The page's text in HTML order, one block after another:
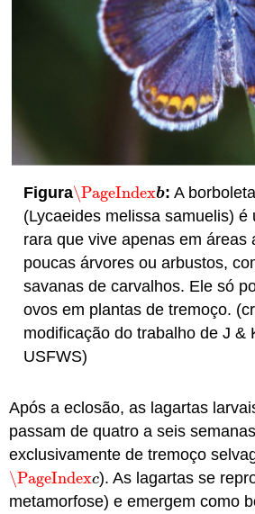
Figura\PageIndexb
\PageIndexb: A
(Lycaeides melissa samuelis) é
rara que vive apenas em áreas
poucas árvores ou arbustos,
savanas de carvalhos. Ele só
ovos em plantas de tremoço.
modificação do trabalho de J &
USFWS)
Após a eclosão, as lagartas
passam de quatro a seis
exclusivamente de tremoço
\PageIndexc
\PageIndexc). As lagartas se
metamorfose) e emergem como